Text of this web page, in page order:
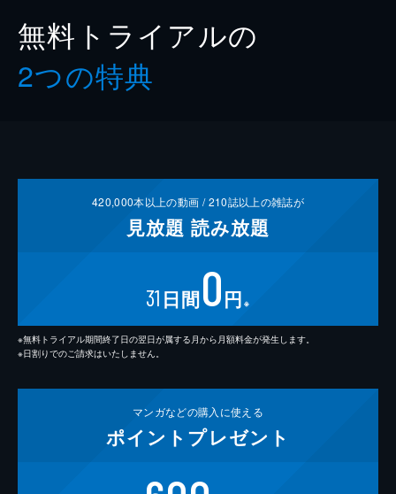
無料トライアルの
2つの特典
420,000本以上の動画 /210誌以上の雑誌が
見放題 読み放題
31 日間0円 ※
※無料トライアル期間終了日の翌日が属する月から月額料金が発生します。
※日割りでのご請求はいたしません。
マンガなどの購入に使える
ポイント プレゼント